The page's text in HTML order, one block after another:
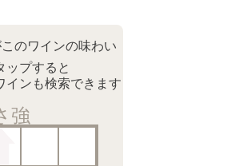
のワインの味わい
ップすると
インも検索できます
強